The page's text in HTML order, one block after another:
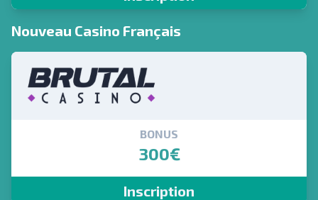
Nouveau Casino Français
BONUS
300€
Inscription